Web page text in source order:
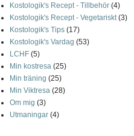
Kostologik's Recept - Tillbehör (4)
Kostologik's Recept - Vegetariskt (3)
Kostologik's Tips (17)
Kostologik's Vardag (53)
LCHF (5)
Min kostresa (25)
Min träning (25)
Min Viktresa (28)
Om mig (3)
Utmaningar (4)